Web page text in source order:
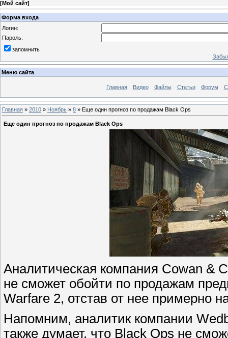
[Мой сайт]
Форма входа
Логин:
Пароль:
запомнить
Меню сайта
Главная Видео Файлы Статьи Форум
Главная » 2010 » Ноябрь » 8 » Еще один прогноз по продажам Black Ops
Еще один прогноз по продажам Black Ops
Аналитическая компания Cowan &
не сможет обойти по продажам
Warfare 2, отстав от нее примерно
Напомним, аналитик компании
также думает, что Black Ops не